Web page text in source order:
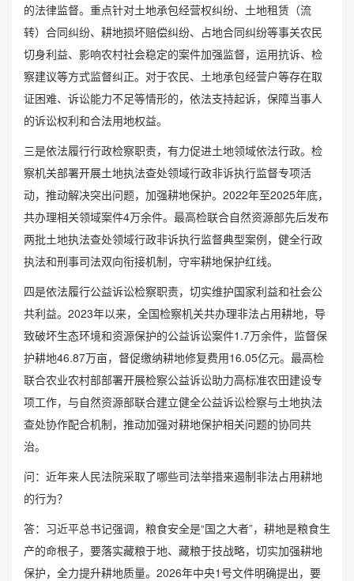
的法律监督。重点针对土地承包经营权纠纷、土地租赁（流
转）合同纠纷、耕地损坏赔偿纠纷、占地合同纠纷等事关农民
切身利益、影响农村社会稳定的案件加强监督，运用抗诉、检
察建议等方式监督纠正。对于农民、土地承包经营户等存在取
证困难、诉讼能力不足等情形的，依法支持起诉，保障当事人
的诉讼权利和合法用地权益。
三是依法履行行政检察职责，有力促进土地领域依法行政。检
察机关部署开展土地执法查处领域行政非诉执行监督专项活
动，推动解决突出问题，加强耕地保护。2022年至2025年底，
共办理相关领域案件4万余件。最高检联合自然资源部先后发布
两批土地执法查处领域行政非诉执行监督典型案例，健全行政
执法和刑事司法双向衔接机制，守牢耕地保护红线。
四是依法履行公益诉讼检察职责，切实维护国家利益和社会公
共利益。2023年以来，全国检察机关共办理非法占用耕地，导
致破坏生态环境和资源保护的公益诉讼案件1.7万余件，监督保
护耕地46.87万亩，督促缴纳耕地修复费用16.05亿元。最高检
联合农业农村部部署开展检察公益诉讼助力高标准农田建设专
项工作，与自然资源部联合建立健全公益诉讼检察与土地执法
查处协作配合机制，推动加强对耕地保护相关问题的协同共
治。
问：近年来人民法院采取了哪些司法举措来遏制非法占用耕地
的行为？
答：习近平总书记强调，粮食安全是“国之大者”，耕地是粮食生
产的命根子，要落实藏粮于地、藏粮于技战略，切实加强耕地
保护，全力提升耕地质量。2026年中央1号文件明确提出，要